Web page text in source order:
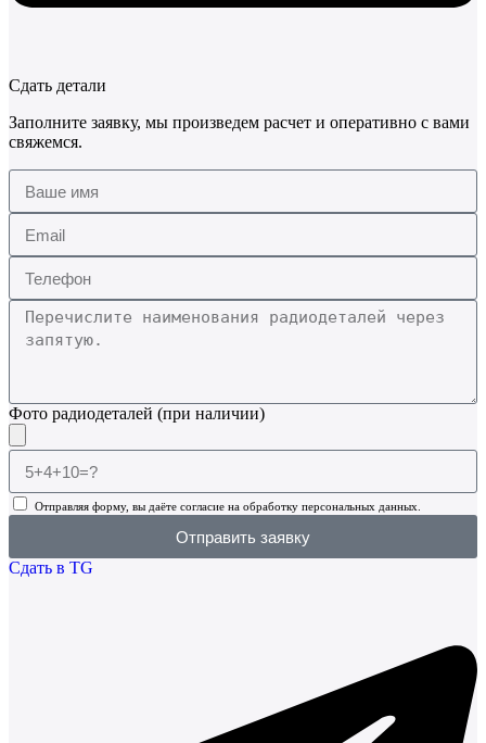
Сдать детали
Заполните заявку, мы произведем расчет и оперативно с вами
свяжемся.
Фото радиодеталей (при наличии)
Отправляя форму, вы даёте согласие на обработку персональных данных.
Отправить заявку
Сдать в TG